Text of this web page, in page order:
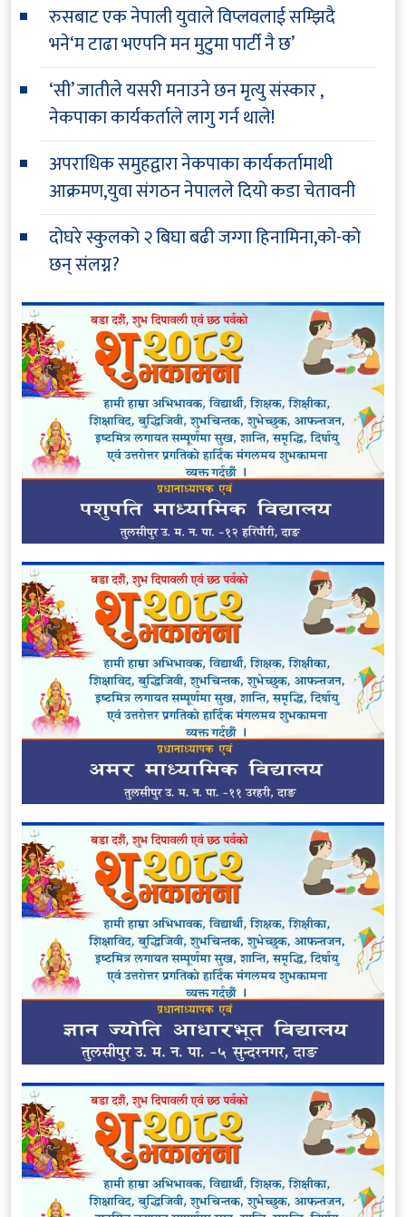
रुसबाट एक नेपाली युवाले विप्लवलाई सम्झिदै
भने‘म टाढा भएपनि मन मुटुमा पार्टी नै छ’
‘सी’ जातीले यसरी मनाउने छन मृत्यु संस्कार ,
नेकपाका कार्यकर्ताले लागु गर्न थाले!
अपराधिक समुहद्वारा नेकपाका कार्यकर्तामाथी
आक्रमण,युवा संगठन नेपालले दियो कडा चेतावनी
दोघरे स्कुलको २ बिघा बढी जग्गा हिनामिना,को-को
छन् संलग्न?